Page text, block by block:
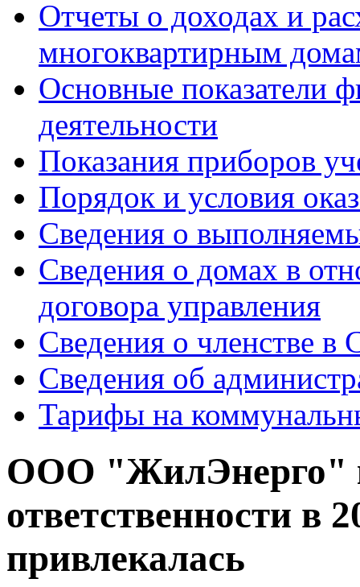
Отчеты о доходах и
многоквартирным
Основные показатели
деятельности
Показания приборов
Порядок и условия
Сведения о
Сведения о домах в
договора управления
Сведения о членстве
Сведения об
Тарифы на
ООО "ЖилЭнерго"
ответственности в
привлекалась